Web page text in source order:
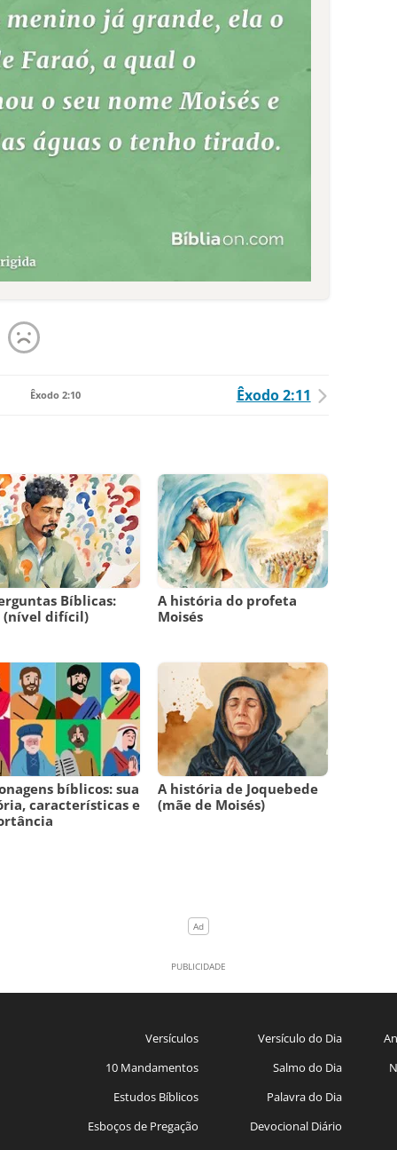
Êxodo 2:10 Êxodo 2:11
Bíblicas:
(nível difícil)
A história do profeta
Moisés
bíblicos: sua
características e
A história de Joquebede
(mãe de Moisés)
Versículos
10 Mandamentos
Estudos Bíblicos
Esboços de Pregação
Versículo do Dia
Salmo do Dia
Palavra do Dia
Devocional Diário